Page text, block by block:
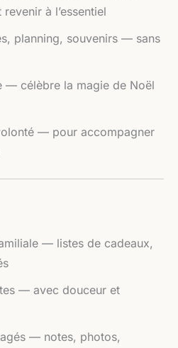
à l’essentiel
planning, souvenirs — sans
— célèbre la magie de Noël
— pour accompagner
— listes de cadeaux,
— avec douceur et
— notes, photos,